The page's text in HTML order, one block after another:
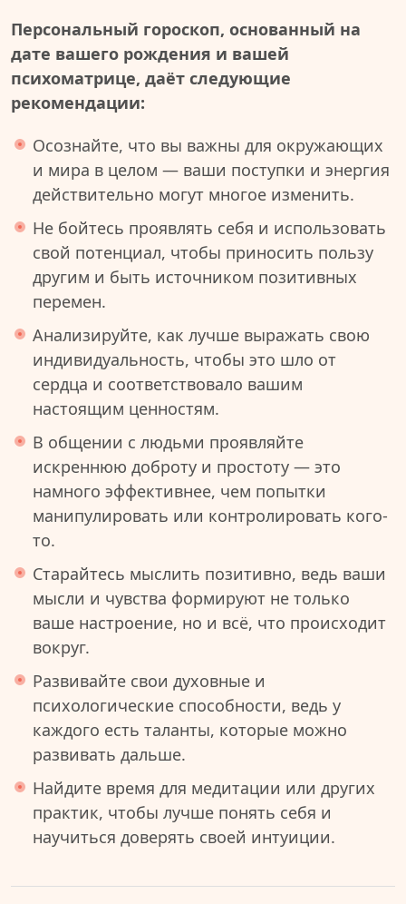
Персональный гороскоп, основанный на
дате вашего рождения и вашей
психоматрице, даёт следующие
рекомендации:
Осознайте, что вы важны для окружающих
и мира в целом — ваши поступки и энергия
действительно могут многое изменить.
Не бойтесь проявлять себя и использовать
свой потенциал, чтобы приносить пользу
другим и быть источником позитивных
перемен.
Анализируйте, как лучше выражать свою
индивидуальность, чтобы это шло от
сердца и соответствовало вашим
настоящим ценностям.
В общении с людьми проявляйте
искреннюю доброту и простоту — это
намного эффективнее, чем попытки
манипулировать или контролировать кого-
то.
Старайтесь мыслить позитивно, ведь ваши
мысли и чувства формируют не только
ваше настроение, но и всё, что происходит
вокруг.
Развивайте свои духовные и
психологические способности, ведь у
каждого есть таланты, которые можно
развивать дальше.
Найдите время для медитации или других
практик, чтобы лучше понять себя и
научиться доверять своей интуиции.